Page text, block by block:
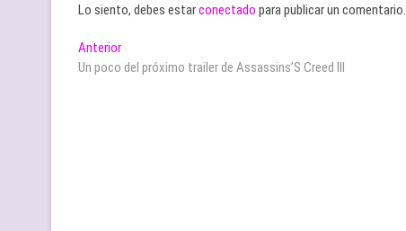
Lo siento, debes estarconectado para publicar un comentario.
Navegación
de
AnteriorEntrada
anterior:
Un poco del próximo trailer de Assassins’S Creed III